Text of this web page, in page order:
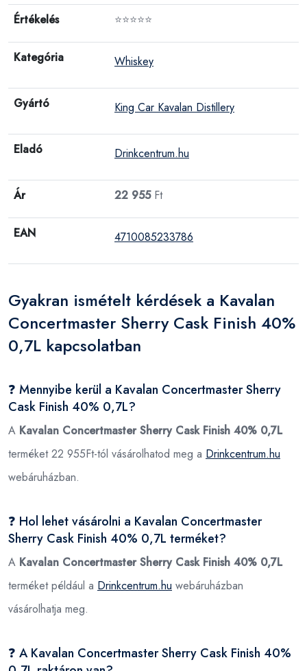
Értékelés ⭐⭐⭐⭐⭐
Kategória Whiskey
Gyártó King Car Kavalan Distillery
Eladó Drinkcentrum.hu
Ár 22 955Ft
EAN 4710085233786
Gyakran ismételt kérdések a Kavalan
Concertmaster Sherry Cask Finish 40%
0,7L kapcsolatban
❓ Mennyibe kerül a Kavalan Concertmaster Sherry
Cask Finish 40% 0,7L?
A Kavalan Concertmaster Sherry Cask Finish 40% 0,7L
terméket 22 955Ft-tól vásárolhatod meg a Drinkcentrum.hu
webáruházban.
❓ Hol lehet vásárolni a Kavalan Concertmaster
Sherry Cask Finish 40% 0,7L terméket?
A Kavalan Concertmaster Sherry Cask Finish 40% 0,7L
terméket például a Drinkcentrum.hu webáruházban
vásárolhatja meg.
❓ A Kavalan Concertmaster Sherry Cask Finish 40%